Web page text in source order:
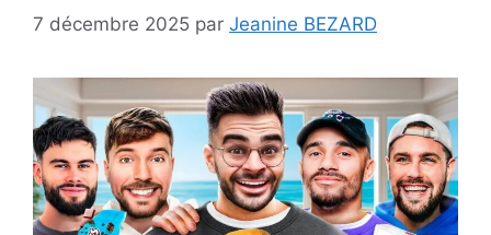
7 décembre 2025 par Jeanine BEZARD